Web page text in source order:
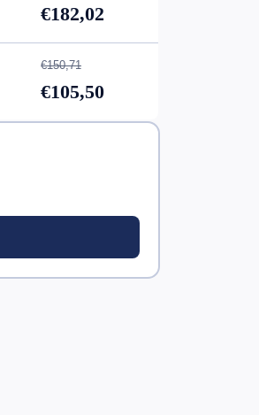
€182,02
€150,71
€105,50